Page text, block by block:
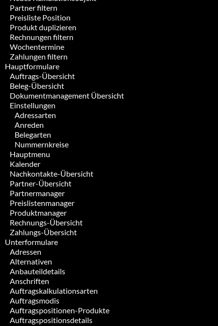
Partner filtern
Preisliste Position
Produkt duplizieren
Rechnungen filtern
Wochentermine
Zahlungen filtern
Hauptformulare
Auftrags-Übersicht
Beleg-Übersicht
Dokumentmanagement Übersicht
Einstellungen
Adressarten
Anreden
Belegarten
Nummernkreise
Hauptmenu
Kalender
Nachkontakte-Übersicht
Partner-Übersicht
Partnermanager
Preislistenmanager
Produktmanager
Rechnungs-Übersicht
Zahlungs-Übersicht
Unterformulare
Adressen
Alternativen
Anbauteildetails
Anschriften
Auftragskalkulationsarten
Auftragsmodis
Auftragspositionen-Produkte
Auftragspositionsdetails